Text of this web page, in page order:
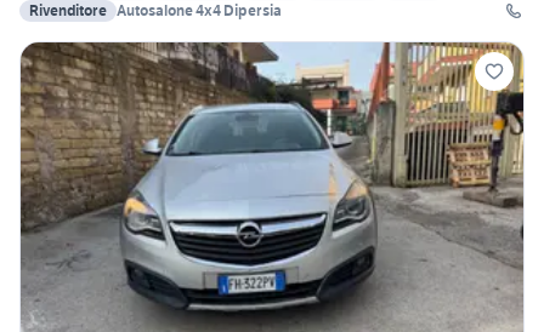
Rivenditore Autosalone 4x4 Dipersia